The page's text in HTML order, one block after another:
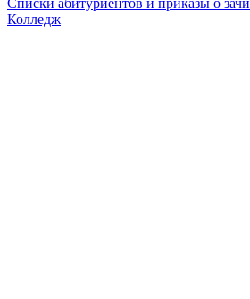
Списки абитуриентов и приказы о
Колледж